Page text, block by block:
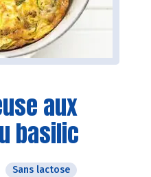
aux
basilic
Sans lactose